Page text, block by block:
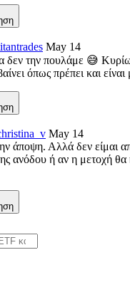
May 14
δεν την πουλάμε 😅
όπως πρέπει και
May 14
άποψη. Αλλά δεν είμαι
ανόδου ή αν η μετοχή θα